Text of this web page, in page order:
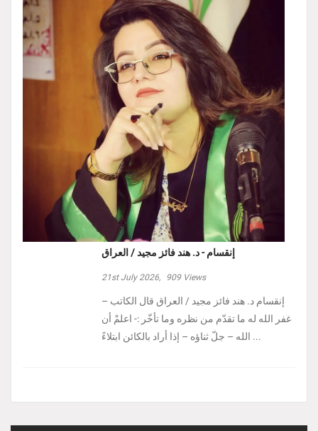
إنقسام - د. هند فائز مجيد / العراق
21st July 2026, 909Views
إنقسام د. هند فائز مجيد / العراق ‏قال الكاتب –
غفر الله له ما تقدّم من نظره وما تأخّر :- ‏اعلمْ أن
الله – جلّ ثناؤه – إذا أراد بالكائن ابتلاءً ...